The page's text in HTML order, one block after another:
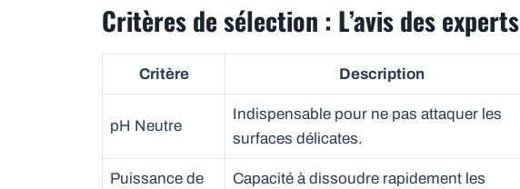
Critères de sélection : L’avis des experts
Critère Description
pH Neutre
Indispensable pour ne pas attaquer les
surfaces délicates.
Puissance de Capacité à dissoudre rapidement les